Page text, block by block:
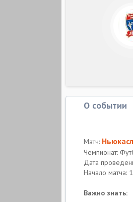
О событии
Матч:
Чемпионат:
Дата
Начало матча:
Важно знать: